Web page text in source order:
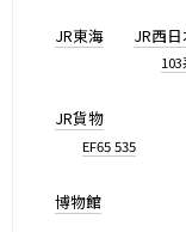
JR東海 JR西
103
JR貨物
EF65 535
博物館